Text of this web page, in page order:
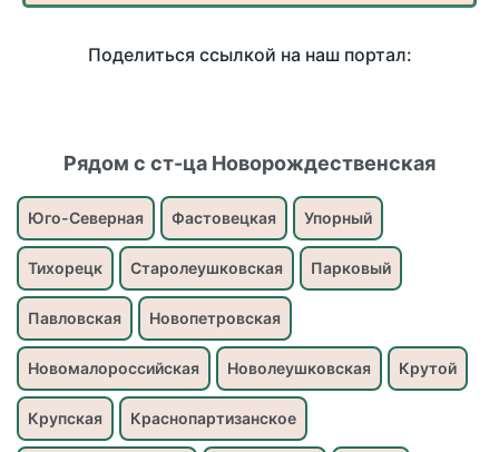
Поделиться ссылкой на наш портал:
Рядом с ст-ца Новорождественская
Юго-Северная Фастовецкая Упорный
Тихорецк Старолеушковская Парковый
Павловская Новопетровская
Новомалороссийская Новолеушковская Крутой
Крупская Краснопартизанское